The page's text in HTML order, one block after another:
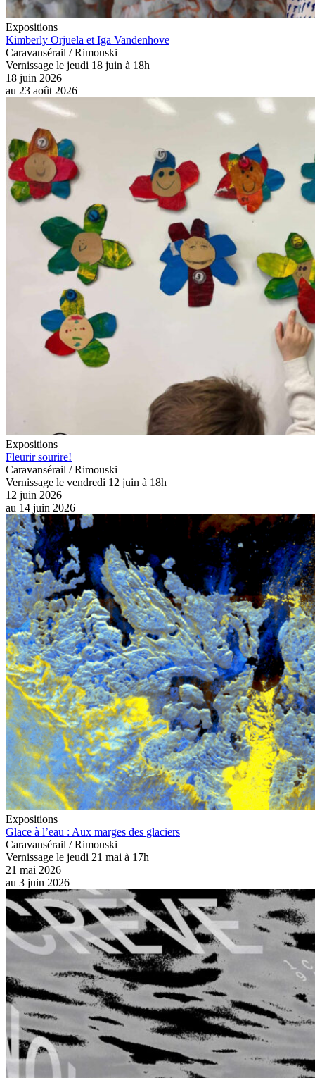
Expositions
Kimberly Orjuela et Iga Vandenhove
Caravansérail / Rimouski
Vernissage le jeudi 18 juin à 18h
18 juin 2026
au 23 août 2026
Expositions
Fleurir sourire!
Caravansérail / Rimouski
Vernissage le vendredi 12 juin à 18h
12 juin 2026
au 14 juin 2026
Expositions
Glace à l’eau : Aux marges des glaciers
Caravansérail / Rimouski
Vernissage le jeudi 21 mai à 17h
21 mai 2026
au 3 juin 2026